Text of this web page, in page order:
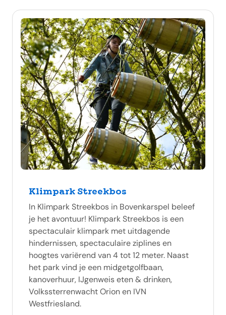
Klimpark Streekbos
In Klimpark Streekbos in Bovenkarspel beleef
je het avontuur! Klimpark Streekbos is een
spectaculair klimpark met uitdagende
hindernissen, spectaculaire ziplines en
hoogtes variërend van 4 tot 12 meter. Naast
het park vind je een midgetgolfbaan,
kanoverhuur, IJgenweis eten & drinken,
Volkssterrenwacht Orion en IVN
Westfriesland.